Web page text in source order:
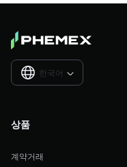
한국어 
상품
계약거래